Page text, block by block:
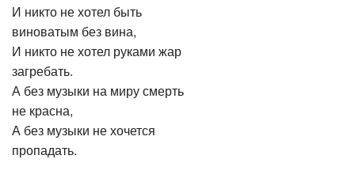
И никто не хотел быть
виноватым без вина,
И никто не хотел руками жар
загребать.
А без музыки на миру смерть
не красна,
А без музыки не хочется
пропадать.